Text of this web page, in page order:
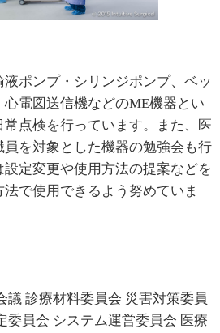
液ポンプ・シリンジポンプ、ベッ
心電図送信機などのME機器とい
点検を行っています。また、医
を対象とした機器の勉強会も行
定変更や使用方法の提案などを
で使用できるよう努めていま
議 診療材料委員会 災害対策委員
委員会 システム運営委員会 医療